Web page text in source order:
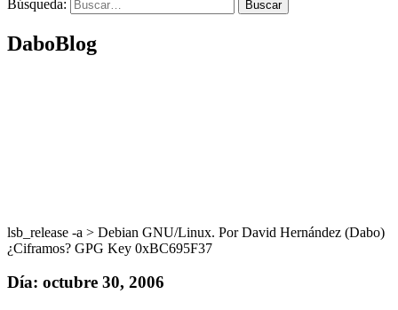
Búsqueda:
DaboBlog
lsb_release -a > Debian GNU/Linux. Por David Hernández (Dabo)
¿Ciframos? GPG Key 0xBC695F37
Día: octubre 30, 2006